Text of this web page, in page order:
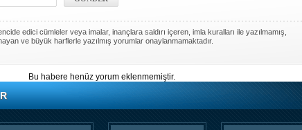
edici cümleler veya imalar, inançlara saldırı içeren, imla kuralları ile yazılmamış,
ve büyük harflerle yazılmış yorumlar onaylanmamaktadır.
Bu habere henüz yorum eklenmemiştir.